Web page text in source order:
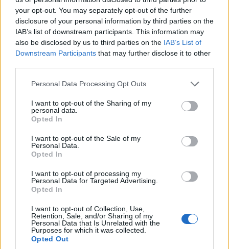
your opt-out. You may separately opt-out of the further
disclosure of your personal information by third parties on the
IAB’s list of downstream participants. This information may
also be disclosed by us to third parties on the IAB’s List of
Downstream Participants that may further disclose it to other
Please note that this website/app uses one or more Google
not limited to your visit or usage behaviour. You may click to
grant or deny consent to Google and its third-party tags to
use your data for below specified purposes in below Google
consent section.
Personal Data Processing Opt Outs
I want to opt-out of the Sharing of my
personal data.
Opted In
I want to opt-out of the Sale of my
Personal Data.
Opted In
I want to opt-out of processing my
Personal Data for Targeted Advertising.
Opted In
I want to opt-out of Collection, Use,
Retention, Sale, and/or Sharing of my
Personal Data that Is Unrelated with the
Purposes for which it was collected.
Opted Out
prédire le prix du jeton OHM à long terme. Les tendances
à long terme déterminées par l’analyse technique à partir
d’années de données de prix historiques aideront à prédire
les années à venir, mais l’analyse fondamentale est
investisseurs et les conditions du marché au fur et à
mesure qu’elles changent au fil du temps pour déterminer
quand acheter ou vendre au bon moment. La création
d’une prévision de prix Olympus à partir de données
rassemblées est une étape globale utile pour déterminer si
un investissement à long terme devrait être rentable.
En utilisant les données de prix antérieures, la
extraits de diverses sources en ligne, une prévision de prix
Olympus (OHM) d’environ 3 000 $ à 8 000 $ US est ce
que nos données montrent qu’elle pourrait être possible en